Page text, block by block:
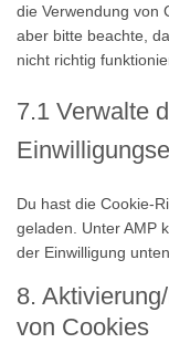
die Verwendung von
aber bitte beachte,
nicht richtig
7.1 Verwalte
Du hast die Cookie-
geladen. Unter AMP
der Einwilligung
8.
von Cookies